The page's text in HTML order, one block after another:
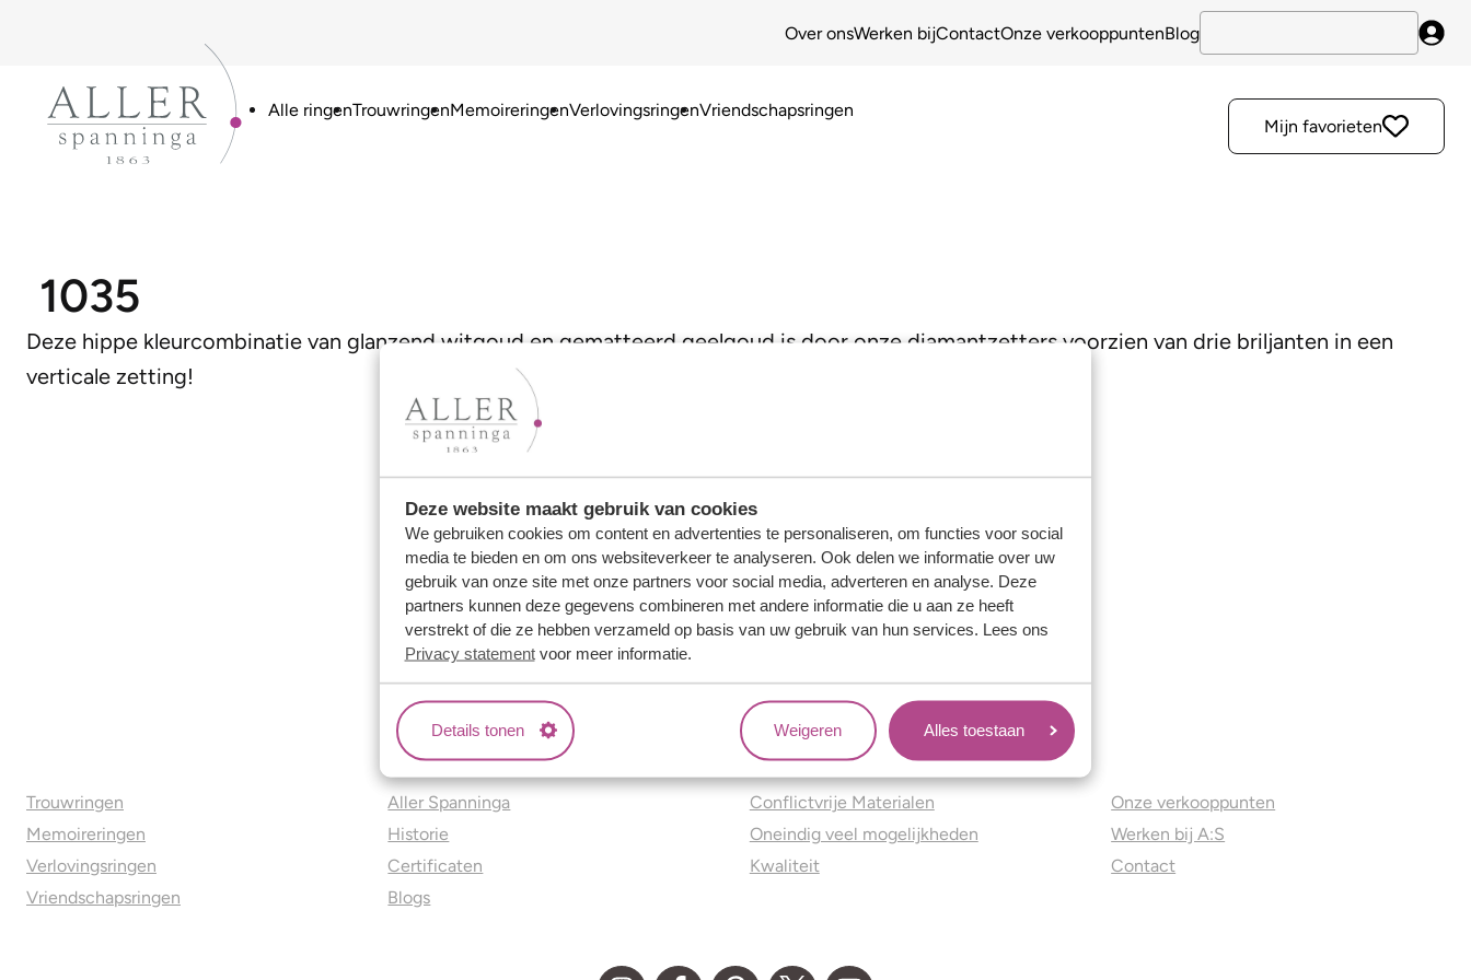
Deze website maakt gebruik van cookies
We gebruiken cookies om content en advertenties te personaliseren, om functies voor social
media te bieden en om ons websiteverkeer te analyseren. Ook delen we informatie over uw
gebruik van onze site met onze partners voor social media, adverteren en analyse. Deze
partners kunnen deze gegevens combineren met andere informatie die u aan ze heeft
verstrekt of die ze hebben verzameld op basis van uw gebruik van hun services. Lees ons
Privacy statementvoor meer informatie.
Details tonen Weigeren Alles toestaan
Over onsWerken bijContactOnze verkooppuntenBlog
Alle ringenTrouwringenMemoireringenVerlovingsringenVriendschapsringen
Mijn favorieten
1035
Deze hippe kleurcombinatie van glanzend witgoud en gematteerd geelgoud is door onze diamantzetters voorzien van drie briljanten in een
verticale zetting!
Trouwringen
Memoireringen
Verlovingsringen
Vriendschapsringen
Over ons
Aller Spanninga
Historie
Certificaten
Blogs
Jouw voordelen
Conflictvrije Materialen
Oneindig veel mogelijkheden
Kwaliteit
Onze verkooppunten
Werken bij A:S
Contact